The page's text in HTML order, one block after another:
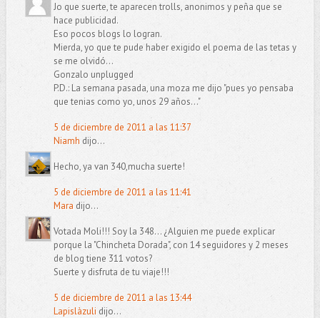
Jo que suerte, te aparecen trolls, anonimos y peña que se
hace publicidad.
Eso pocos blogs lo logran.
Mierda, yo que te pude haber exigido el poema de las tetas y
se me olvidó...
Gonzalo unplugged
P.D.: La semana pasada, una moza me dijo "pues yo pensaba
que tenias como yo, unos 29 años..."
5 de diciembre de 2011 a las 11:37
Niamh dijo...
Hecho, ya van 340,mucha suerte!
5 de diciembre de 2011 a las 11:41
Mara dijo...
Votada Moli!!! Soy la 348... ¿Alguien me puede explicar
porque la "Chincheta Dorada", con 14 seguidores y 2 meses
de blog tiene 311 votos?
Suerte y disfruta de tu viaje!!!
5 de diciembre de 2011 a las 13:44
Lapislàzuli dijo...